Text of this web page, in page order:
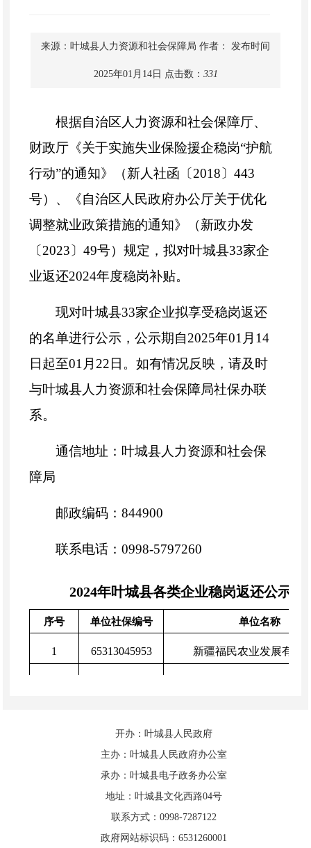
来源：叶城县人力资源和社会保障局 作者： 发布时间
2025年01月14日 点击数： 331
根据自治区人力资源和社会保障厅、
财政厅《关于实施失业保险援企稳岗“护航
行动”的通知》（新人社函 〔2018〕443
号）、《自治区人民政府办公厅关于优化
调整就业政策措施的通知》（新政办发
〔2023〕49号）规定，拟对叶城县33家企
业返还2024年度稳岗补贴。
现对叶城县33家企业拟享受稳岗返还
的名单进行公示，公示期自2025年01 月 14
日起至01 月 22日。如有情况反映，请及时
与叶城县人力资源和社会保障局社保办联
系。
通信地址： 叶城县人力资源和社会保
障局
邮政编码： 844900
联系电话： 0998-5797260
2024年叶城县各类企业稳岗返还公示表
序号 单位社保编号 单位名称
1 65313045953 新疆福民农业发展有限
65314294789 叶城县瑞祥商贸有限
65314295330 叶城县诺瑞商贸有限
65314296578 喀什冲辉科贸有限公
开办：叶城县人民政府
主办：叶城县人民政府办公室
承办：叶城县电子政务办公室
地址：叶城县文化西路04号
联系方式：0998-7287122
政府网站标识码：6531260001